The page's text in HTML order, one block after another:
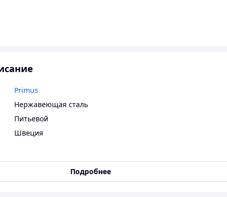
Primus
Нержавеющая сталь
Питьевой
Швеция
удерживающий температуру термос
Подробнее